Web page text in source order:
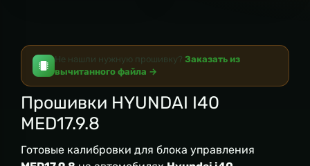
Не нашли нужную прошивку? Заказать из
вычитанного файла →
Прошивки HYUNDAI I40
MED17.9.8
Готовые калибровки для блока управления